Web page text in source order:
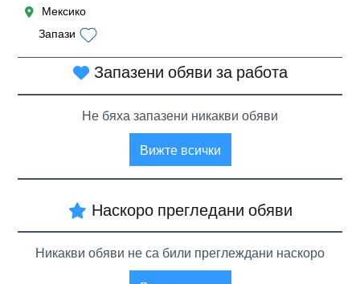
Мексико
Запази
Запазени обяви за работа
Не бяха запазени никакви обяви
Вижте всички
Наскоро прегледани обяви
Никакви обяви не са били преглеждани наскоро